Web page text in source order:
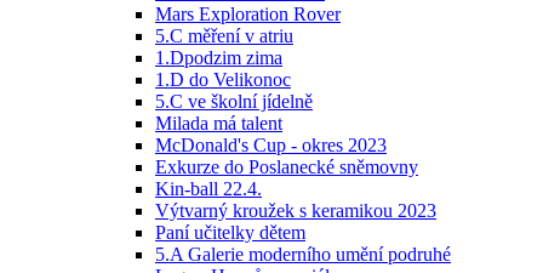
Mars Exploration Rover
5.C měření v atriu
1.Dpodzim zima
1.D do Velikonoc
5.C ve školní jídelně
Milada má talent
McDonald's Cup - okres 2023
Exkurze do Poslanecké sněmovny
Kin-ball 22.4.
Výtvarný kroužek s keramikou 2023
Paní učitelky dětem
5.A Galerie moderního umění podruhé